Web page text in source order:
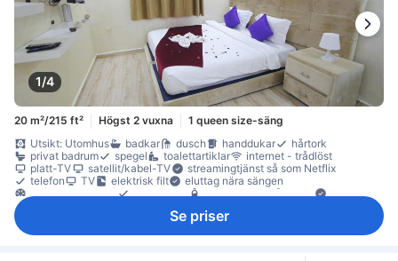
1/4
20 m²/215 ft² Högst 2 vuxna
1 queen size-säng
Utsikt: Utomhus
badkar dusch handdukar
hårtork
privat badrum
spegel toalettartiklar
internet - trådlöst
platt-TV
satellit/kabel-TV
streamingtjänst så som Netflix
telefon
TV elektrisk filt
eluttag nära sängen
gratis vatten på flaska
Tillgängligt via trappor
Se priser